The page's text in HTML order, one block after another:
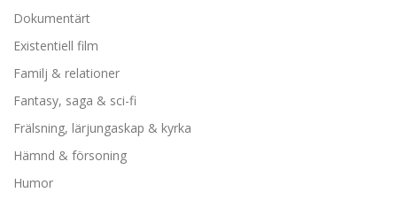
Dokumentärt
Existentiell film
Familj & relationer
Fantasy, saga & sci-fi
Frälsning, lärjungaskap & kyrka
Hämnd & försoning
Humor